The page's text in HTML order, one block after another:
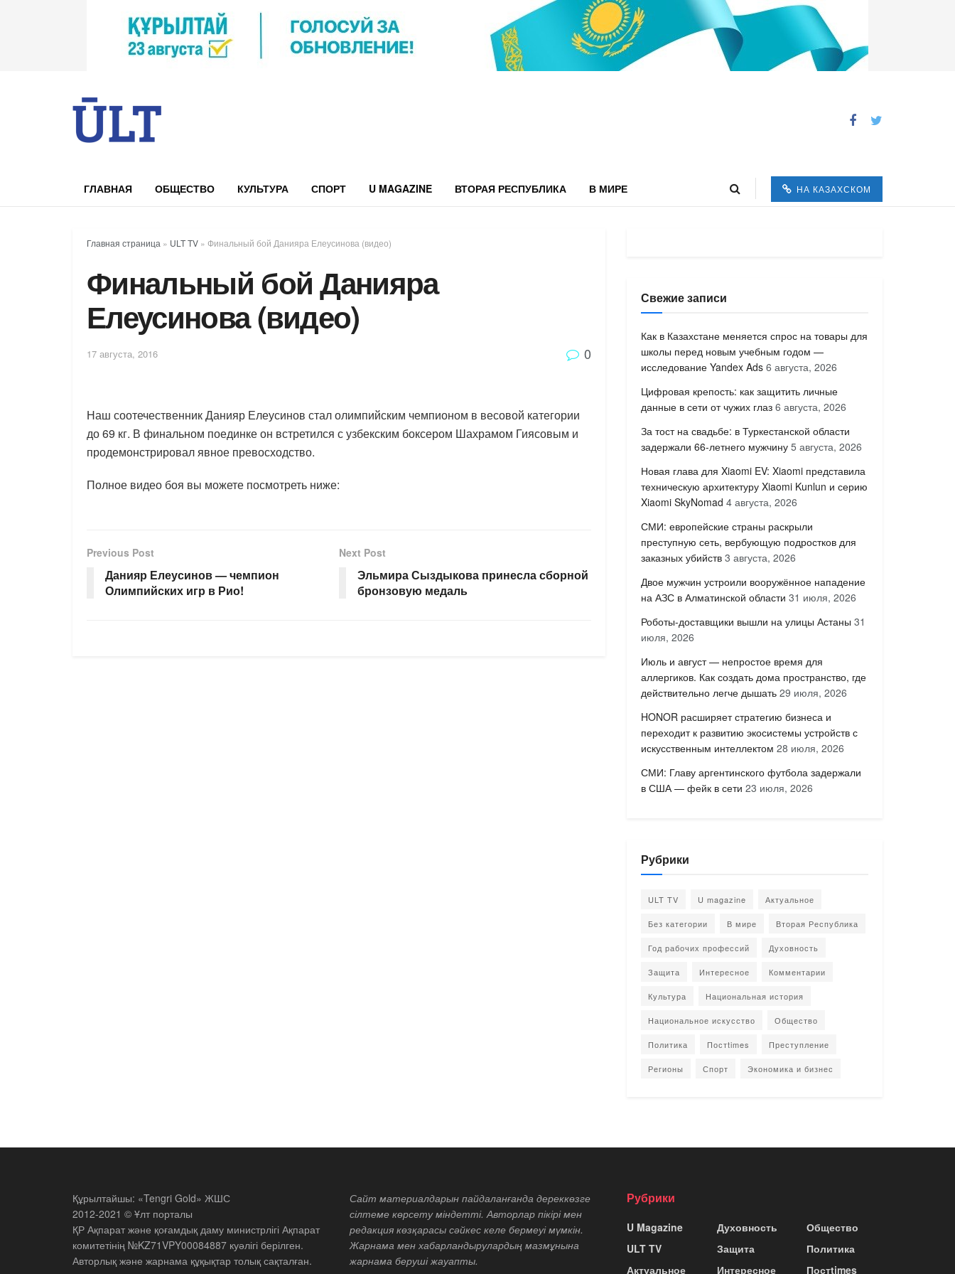
ГЛАВНАЯ ОБЩЕСТВО КУЛЬТУРА СПОРТ U MAGAZINE ВТОРАЯ РЕСПУБЛИКА В МИРЕ НА КАЗАХСКОМ
Главная страница » ULT TV » Финальный бой Данияра Елеусинова (видео)
Финальный бой Данияра
Елеусинова (видео)
17 августа, 2016 0
Наш соотечественник Данияр Елеусинов стал олимпийским чемпионом в весовой категории
до 69 кг. В финальном поединке он встретился с узбекским боксером Шахрамом Гиясовым и
продемонстрировал явное превосходство.
Полное видео боя вы можете посмотреть ниже:
Previous Post
Данияр Елеусинов — чемпион
Олимпийских игр в Рио!
Next Post
Эльмира Сыздыкова принесла сборной
бронзовую медаль
Свежие записи
Как в Казахстане меняется спрос на товары для
школы перед новым учебным годом —
исследование Yandex Ads 6 августа, 2026
Цифровая крепость: как защитить личные
данные в сети от чужих глаз 6 августа, 2026
За тост на свадьбе: в Туркестанской области
задержали 66-летнего мужчину 5 августа, 2026
Новая глава для Xiaomi EV: Xiaomi представила
техническую архитектуру Xiaomi Kunlun и серию
Xiaomi SkyNomad 4 августа, 2026
СМИ: европейские страны раскрыли
преступную сеть, вербующую подростков для
заказных убийств 3 августа, 2026
Двое мужчин устроили вооружённое нападение
на АЗС в Алматинской области 31 июля, 2026
Роботы-доставщики вышли на улицы Астаны 31
июля, 2026
Июль и август — непростое время для
аллергиков. Как создать дома пространство, где
действительно легче дышать 29 июля, 2026
HONOR расширяет стратегию бизнеса и
переходит к развитию экосистемы устройств с
искусственным интеллектом 28 июля, 2026
СМИ: Главу аргентинского футбола задержали
в США — фейк в сети 23 июля, 2026
Рубрики
ULT TV U magazine Актуальное
Без категории В мире Вторая Республика
Год рабочих профессий Духовность
Защита Интересное Комментарии
Культура Национальная история
Национальное искусство Общество
Политика Постtimes Преступление
Регионы Спорт Экономика и бизнес
Құрылтайшы: «Tengri Gold» ЖШС
2012-2021 © Ұлт порталы
ҚР Ақпарат және қоғамдық даму министрлігі Ақпарат
комитетінің №KZ71VPY00084887 куәлігі берілген.
Авторлық және жарнама құқықтар толық сақталған.
Сайт материалдарын пайдаланғанда дереккөзге
сілтеме көрсету міндетті. Авторлар пікірі мен
редакция көзқарасы сәйкес келе бермеуі мүмкін.
Жарнама мен хабарландырулардың мазмұнына
жарнама беруші жауапты.
Рубрики
U Magazine
ULT TV
Актуальное
Духовность
Защита
Интересное
Общество
Политика
Постtimes